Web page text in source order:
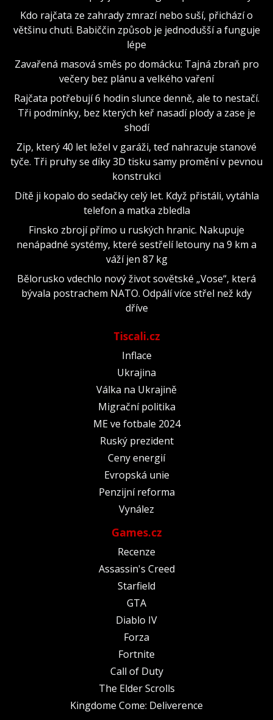
Kdo rajčata ze zahrady zmrazí nebo suší, přichází o
většinu chuti. Babiččin způsob je jednodušší a funguje
lépe
Zavařená masová směs po domácku: Tajná zbraň pro
večery bez plánu a velkého vaření
Rajčata potřebují 6 hodin slunce denně, ale to nestačí.
Tři podmínky, bez kterých keř nasadí plody a zase je
shodí
Zip, který 40 let ležel v garáži, teď nahrazuje stanové
tyče. Tři pruhy se díky 3D tisku samy promění v pevnou
konstrukci
Dítě ji kopalo do sedačky celý let. Když přistáli, vytáhla
telefon a matka zbledla
Finsko zbrojí přímo u ruských hranic. Nakupuje
nenápadné systémy, které sestřelí letouny na 9 km a
váží jen 87 kg
Bělorusko vdechlo nový život sovětské „Vose“, která
bývala postrachem NATO. Odpálí více střel než kdy
dříve
Tiscali.cz
Inflace
Ukrajina
Válka na Ukrajině
Migrační politika
ME ve fotbale 2024
Ruský prezident
Ceny energií
Evropská unie
Penzijní reforma
Vynález
Games.cz
Recenze
Assassin's Creed
Starfield
GTA
Diablo IV
Forza
Fortnite
Call of Duty
The Elder Scrolls
Kingdome Come: Deliverence